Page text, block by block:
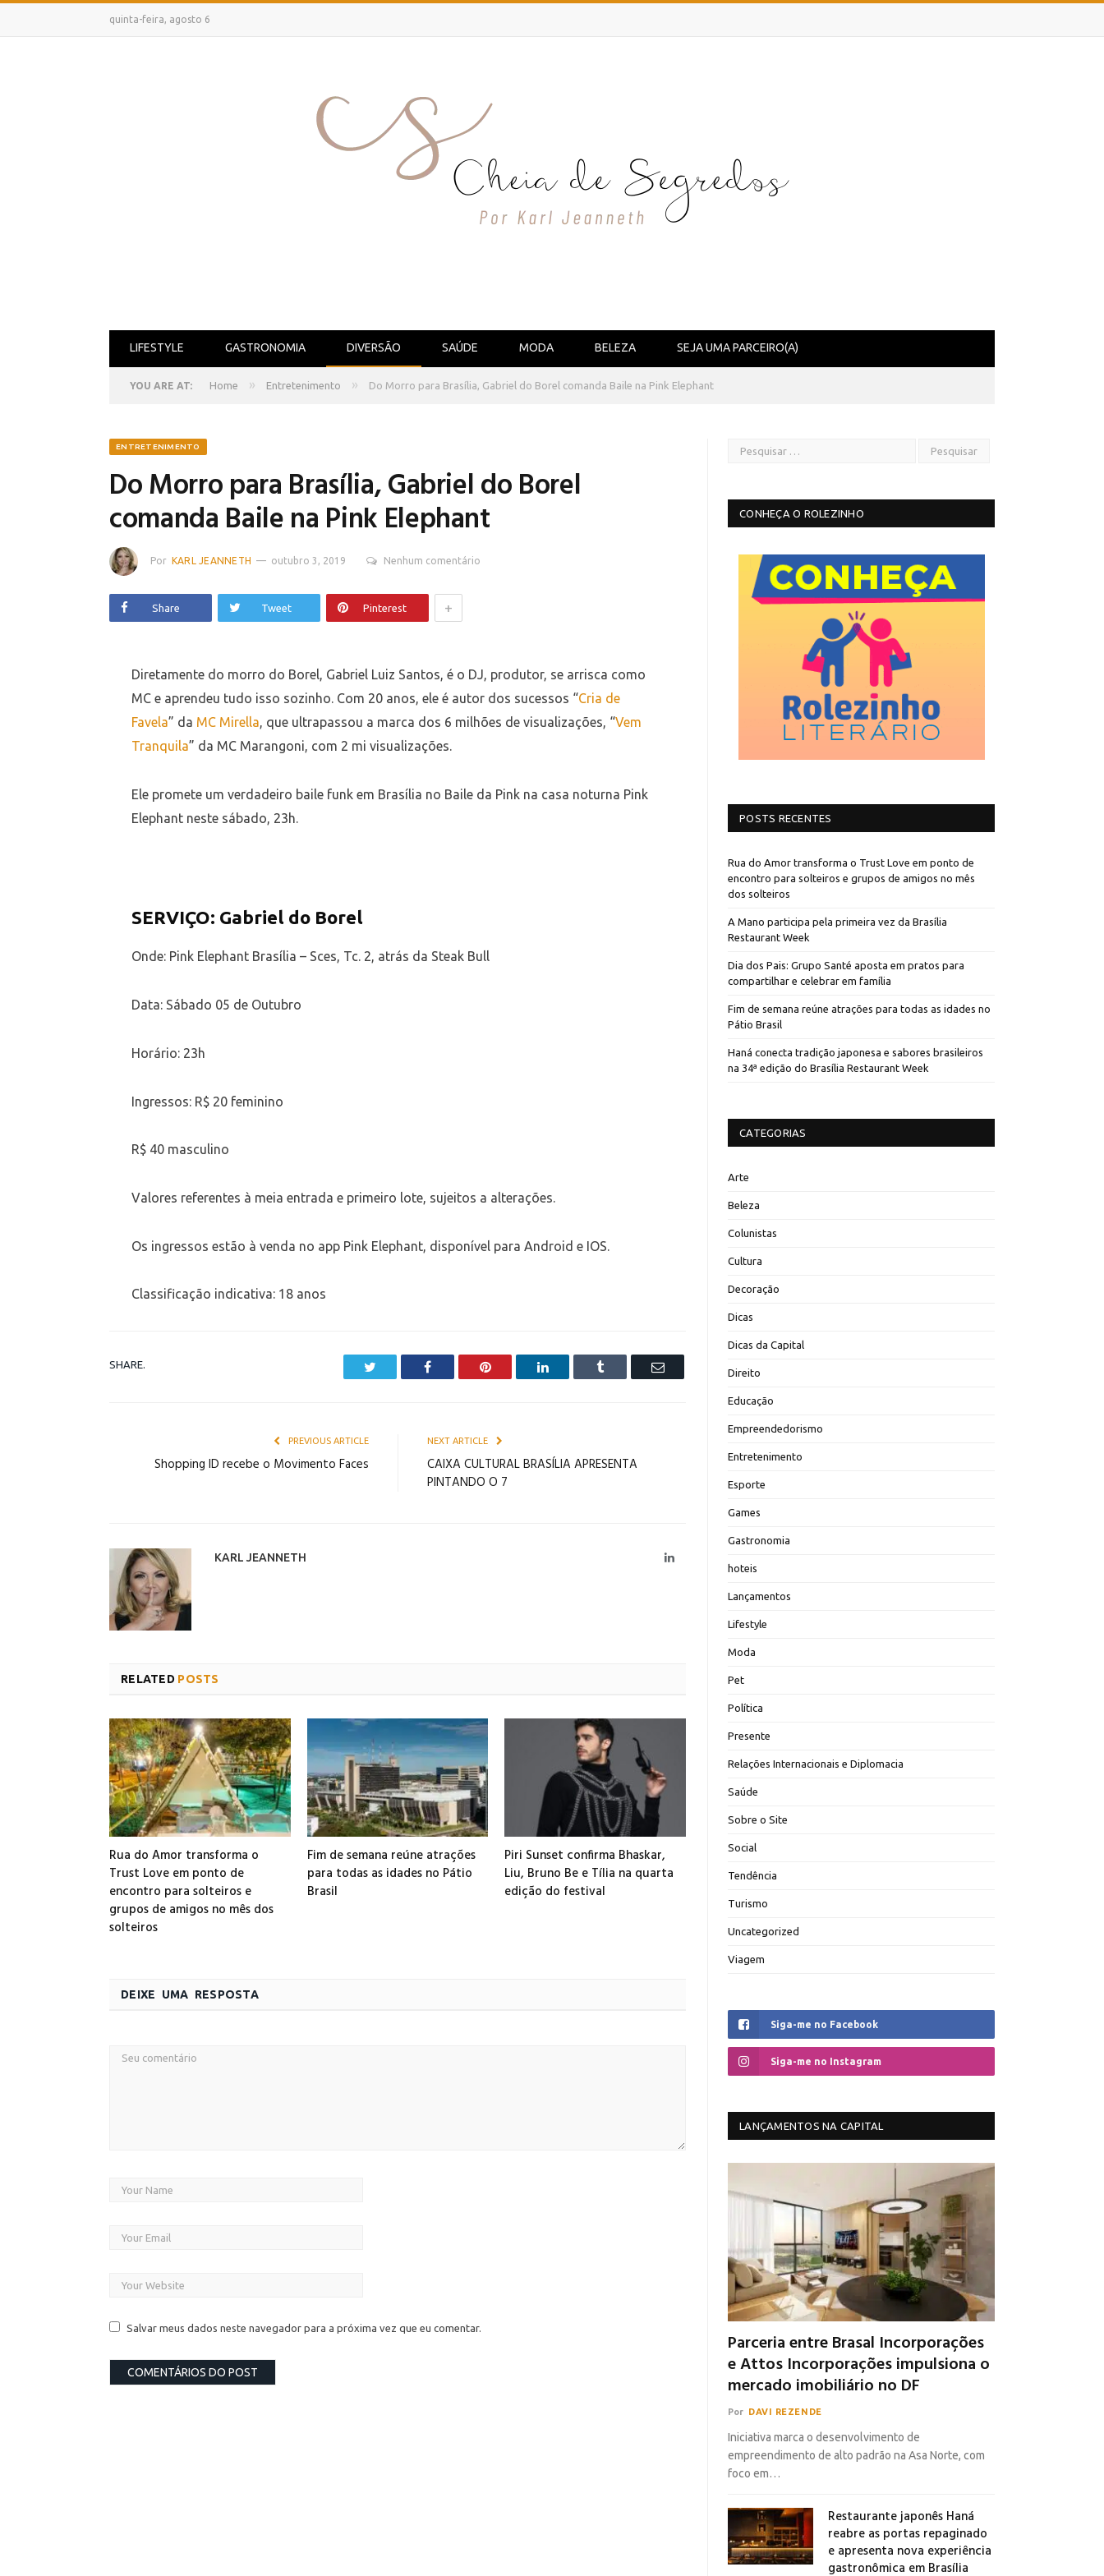
quinta-feira, agosto 6
LIFESTYLE GASTRONOMIA DIVERSÃO SAÚDE MODA BELEZA SEJA UMA PARCEIRO(A)
YOU ARE AT: Home » Entretenimento » Do Morro para Brasília, Gabriel do Borel comanda Baile na Pink Elephant
ENTRETENIMENTO
Do Morro para Brasília, Gabriel do Borel
comanda Baile na Pink Elephant
Por KARL JEANNETH outubro 3, 2019 Nenhum comentário
Share Tweet Pinterest +
Diretamente do morro do Borel, Gabriel Luiz Santos, é o DJ, produtor, se arrisca como
MC e aprendeu tudo isso sozinho. Com 20 anos, ele é autor dos sucessos “Cria de
Favela” da MC Mirella, que ultrapassou a marca dos 6 milhões de visualizações, “Vem
Tranquila” da MC Marangoni, com 2 mi visualizações.
Ele promete um verdadeiro baile funk em Brasília no Baile da Pink na casa noturna Pink
Elephant neste sábado, 23h.
SERVIÇO: Gabriel do Borel
Onde: Pink Elephant Brasília – Sces, Tc. 2, atrás da Steak Bull
Data: Sábado 05 de Outubro
Horário: 23h
Ingressos: R$ 20 feminino
R$ 40 masculino
Valores referentes à meia entrada e primeiro lote, sujeitos a alterações.
Os ingressos estão à venda no app Pink Elephant, disponível para Android e IOS.
Classificação indicativa: 18 anos
SHARE. Facebook Pinterest LinkedIn Tumblr Email
PREVIOUS ARTICLE
Shopping ID recebe o Movimento Faces
NEXT ARTICLE
CAIXA CULTURAL BRASÍLIA APRESENTA
PINTANDO O 7
KARL JEANNETH LinkedIn
RELATED POSTS
Rua do Amor transforma o
Trust Love em ponto de
encontro para solteiros e
grupos de amigos no mês dos
solteiros
Fim de semana reúne atrações
para todas as idades no Pátio
Brasil
Piri Sunset confirma Bhaskar,
Liu, Bruno Be e Tília na quarta
edição do festival
DEIXE UMA RESPOSTA
Salvar meus dados neste navegador para a próxima vez que eu comentar.
CONHEÇA O ROLEZINHO
POSTS RECENTES
Rua do Amor transforma o Trust Love em ponto de
encontro para solteiros e grupos de amigos no mês
dos solteiros
A Mano participa pela primeira vez da Brasília
Restaurant Week
Dia dos Pais: Grupo Santé aposta em pratos para
compartilhar e celebrar em família
Fim de semana reúne atrações para todas as idades no
Pátio Brasil
Haná conecta tradição japonesa e sabores brasileiros
na 34ª edição do Brasília Restaurant Week
CATEGORIAS
Arte
Beleza
Colunistas
Cultura
Decoração
Dicas
Dicas da Capital
Direito
Educação
Empreendedorismo
Entretenimento
Esporte
Games
Gastronomia
hoteis
Lançamentos
Lifestyle
Moda
Pet
Política
Presente
Relações Internacionais e Diplomacia
Saúde
Sobre o Site
Social
Tendência
Turismo
Uncategorized
Viagem
Siga-me no Facebook
Siga-me no Instagram
LANÇAMENTOS NA CAPITAL
Parceria entre Brasal Incorporações
e Attos Incorporações impulsiona o
mercado imobiliário no DF
Por DAVI REZENDE
Iniciativa marca o desenvolvimento de
empreendimento de alto padrão na Asa Norte, com
foco em…
Restaurante japonês Haná
reabre as portas repaginado
e apresenta nova experiência
gastronômica em Brasília